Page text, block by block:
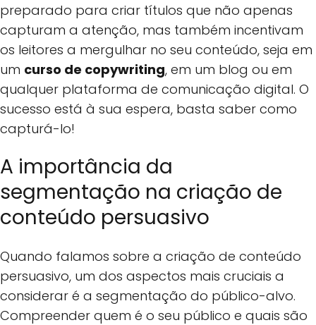
preparado para criar títulos que não apenas
capturam a atenção, mas também incentivam
os leitores a mergulhar no seu conteúdo, seja em
um curso de copywriting, em um blog ou em
qualquer plataforma de comunicação digital. O
sucesso está à sua espera, basta saber como
capturá-lo!
A importância da
segmentação na criação de
conteúdo persuasivo
Quando falamos sobre a criação de conteúdo
persuasivo, um dos aspectos mais cruciais a
considerar é a segmentação do público-alvo.
Compreender quem é o seu público e quais são